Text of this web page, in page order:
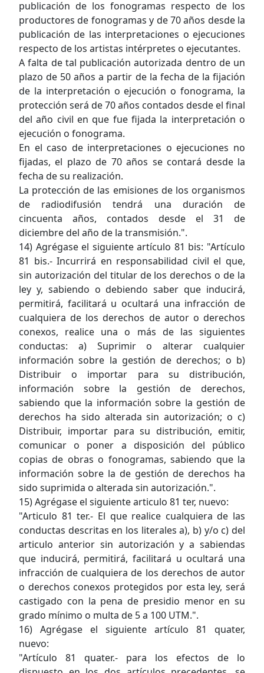
publicación de los fonogramas respecto de los
productores de fonogramas y de 70 años desde la
publicación de las interpretaciones o ejecuciones
respecto de los artistas intérpretes o ejecutantes.
A falta de tal publicación autorizada dentro de un
plazo de 50 años a partir de la fecha de la fijación
de la interpretación o ejecución o fonograma, la
protección será de 70 años contados desde el final
del año civil en que fue fijada la interpretación o
ejecución o fonograma.
En el caso de interpretaciones o ejecuciones no
fijadas, el plazo de 70 años se contará desde la
fecha de su realización.
La protección de las emisiones de los organismos
de radiodifusión tendrá una duración de
cincuenta años, contados desde el 31 de
diciembre del año de la transmisión.".
14) Agrégase el siguiente artículo 81 bis: "Artículo
81 bis.- Incurrirá en responsabilidad civil el que,
sin autorización del titular de los derechos o de la
ley y, sabiendo o debiendo saber que inducirá,
permitirá, facilitará u ocultará una infracción de
cualquiera de los derechos de autor o derechos
conexos, realice una o más de las siguientes
conductas: a) Suprimir o alterar cualquier
información sobre la gestión de derechos; o b)
Distribuir o importar para su distribución,
información sobre la gestión de derechos,
sabiendo que la información sobre la gestión de
derechos ha sido alterada sin autorización; o c)
Distribuir, importar para su distribución, emitir,
comunicar o poner a disposición del público
copias de obras o fonogramas, sabiendo que la
información sobre la de gestión de derechos ha
sido suprimida o alterada sin autorización.".
15) Agrégase el siguiente articulo 81 ter, nuevo:
"Articulo 81 ter.- El que realice cualquiera de las
conductas descritas en los literales a), b) y/o c) del
articulo anterior sin autorización y a sabiendas
que inducirá, permitirá, facilitará u ocultará una
infracción de cualquiera de los derechos de autor
o derechos conexos protegidos por esta ley, será
castigado con la pena de presidio menor en su
grado mínimo o multa de 5 a 100 UTM.".
16) Agrégase el siguiente artículo 81 quater,
nuevo:
"Artículo 81 quater.- para los efectos de lo